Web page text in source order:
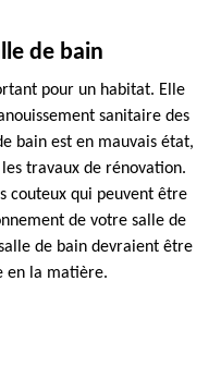
de bain
pour un habitat. Elle
sanitaire des
bain est en mauvais état,
travaux de rénovation.
couteux qui peuvent être
de votre salle de
de bain devraient être
en la matière.